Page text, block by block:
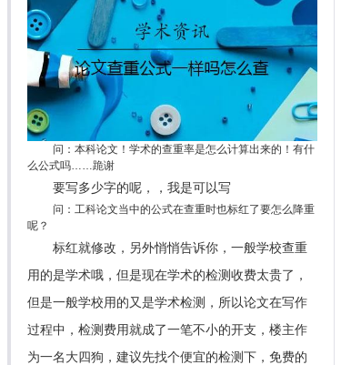
研究生论
硕士论文
博士论文
问：本科论文！学术的查重率是怎么计算出来的！有什
么公式吗……跪谢
要写多少字的呢，，我是可以写
问：工科论文当中的公式在查重时也标红了要怎么降重
呢？
标红就修改，另外悄悄告诉你，一般学校查重
用的是学术哦，但是现在学术的检测收费太贵了，
但是一般学校用的又是学术检测，所以论文在写作
过程中，检测费用就成了一笔不小的开支，楼主作
为一名大四狗，建议先找个便宜的检测下，免费的